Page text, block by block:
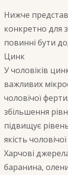
Нижче
конкретно для
повинні бути
Цинк
У чоловіків
важливих
чоловічої
збільшення
підвищує
якість
Харчові
баранина,